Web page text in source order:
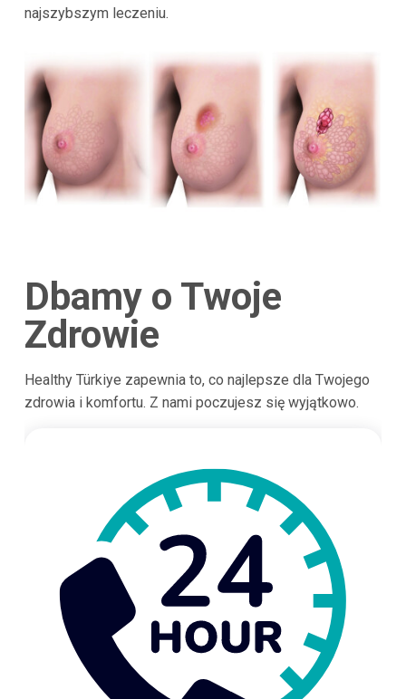
najszybszym leczeniu.
Dbamy o Twoje
Zdrowie
Healthy Türkiye zapewnia to, co najlepsze dla Twojego
zdrowia i komfortu. Z nami poczujesz się wyjątkowo.